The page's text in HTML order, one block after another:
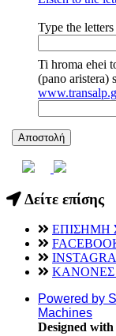
Type the
Ti hroma ehei
(pano aristera)
Δείτε επίσης
ΕΠΙΣΗΜΗ
ΚΑΝΟΝΕΣ
Powered by
Machines
Designed with